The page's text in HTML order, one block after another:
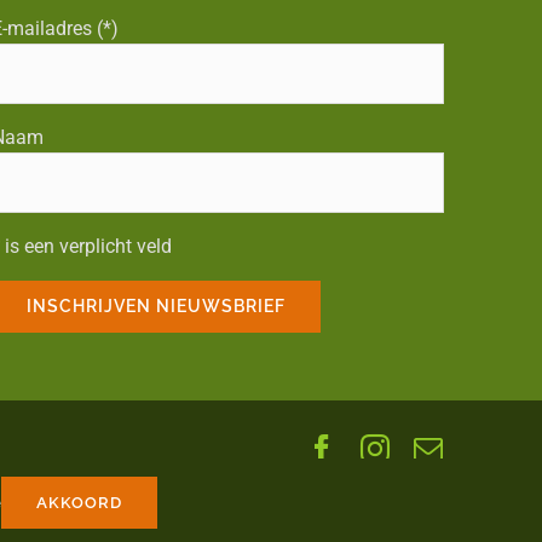
mailadres (*)
is een verplicht veld
Facebook
Instagram
E-
AKKOORD